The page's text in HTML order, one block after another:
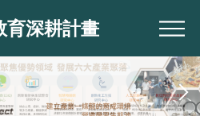
育深耕計畫